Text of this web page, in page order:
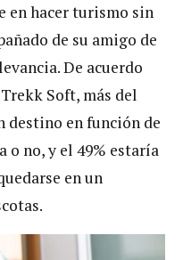
en hacer turismo sin
de su amigo de
De acuerdo
Soft, más del
destino en función de
o no, y el 49% estaría
en un